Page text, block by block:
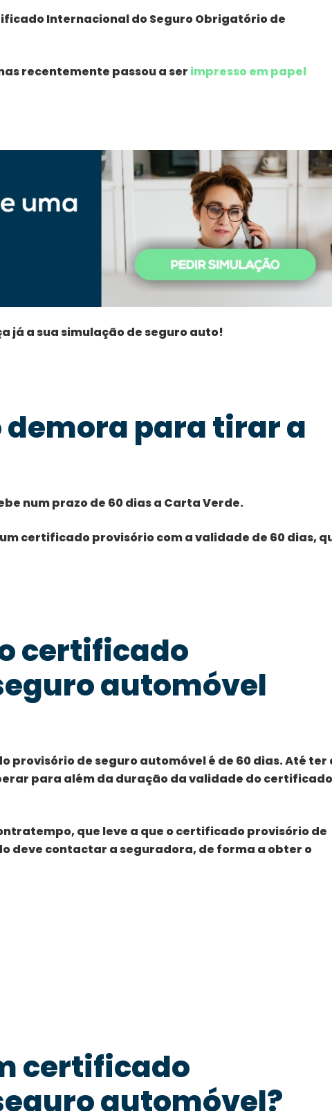
Internacional do Seguro Obrigatório de
recentemente passou a ser impresso em papel
já a sua simulação de seguro auto!
para tirar a
num prazo de 60 dias a Carta Verde.
certificado provisório com a validade de 60 dias,
certificado
automóvel
provisório de seguro automóvel é de 60 dias. Até ter
para além da duração da validade do certificado
que leve a que o certificado provisório de
deve contactar a seguradora, de forma a obter o
certificado
automóvel?